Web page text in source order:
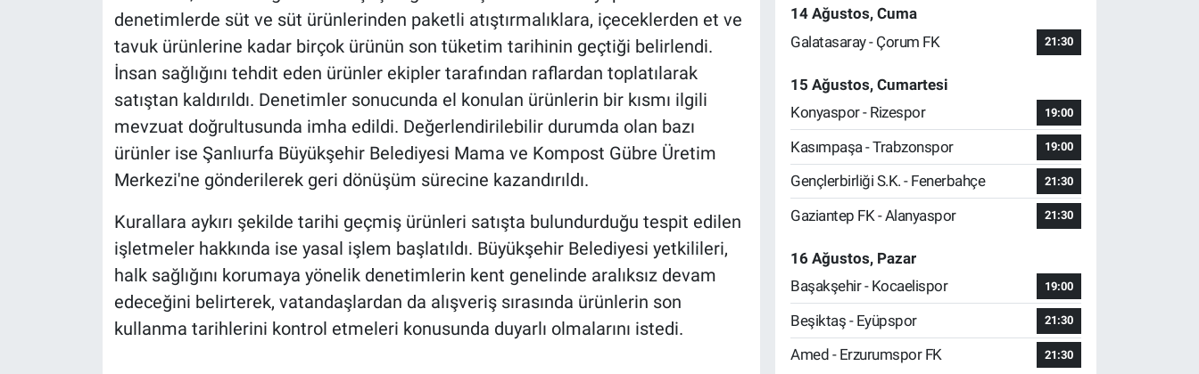
denetimlerde süt ve süt ürünlerinden paketli atıştırmalıklara, içeceklerden et ve
tavuk ürünlerine kadar birçok ürünün son tüketim tarihinin geçtiği belirlendi.
İnsan sağlığını tehdit eden ürünler ekipler tarafından raflardan toplatılarak
satıştan kaldırıldı. Denetimler sonucunda el konulan ürünlerin bir kısmı ilgili
mevzuat doğrultusunda imha edildi. Değerlendirilebilir durumda olan bazı
ürünler ise Şanlıurfa Büyükşehir Belediyesi Mama ve Kompost Gübre Üretim
Merkezi'ne gönderilerek geri dönüşüm sürecine kazandırıldı.
Kurallara aykırı şekilde tarihi geçmiş ürünleri satışta bulundurduğu tespit edilen
işletmeler hakkında ise yasal işlem başlatıldı. Büyükşehir Belediyesi yetkilileri,
halk sağlığını korumaya yönelik denetimlerin kent genelinde aralıksız devam
edeceğini belirterek, vatandaşlardan da alışveriş sırasında ürünlerin son
kullanma tarihlerini kontrol etmeleri konusunda duyarlı olmalarını istedi.
14 Ağustos, Cuma
Galatasaray - Çorum FK
21:30
15 Ağustos, Cumartesi
Konyaspor - Rizespor
19:00
Kasımpaşa - Trabzonspor 19:00
Gençlerbirliği S.K. - Fenerbahçe 21:30
Gaziantep FK - Alanyaspor 21:30
16 Ağustos, Pazar
Başakşehir - Kocaelispor
19:00
Beşiktaş - Eyüpspor 21:30
Amed - Erzurumspor FK 21:30